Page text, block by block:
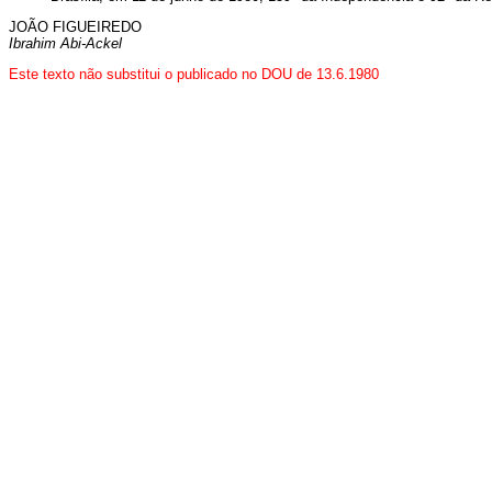
JOÃO FIGUEIREDO
Ibrahim Abi-Ackel
Este texto não substitui o publicado no DOU de 13.6.1980